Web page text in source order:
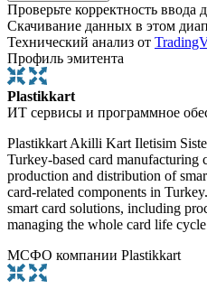
Проверьте корректность ввода
Скачивание данных в этом
Технический анализ от
Профиль эмитента
Plastikkart
ИТ сервисы и программное
Plastikkart Akilli Kart Iletisim
Turkey-based card manufacturing
production and distribution of
card-related components in
smart card solutions, including
managing the whole card life
МСФО компании Plastikkart